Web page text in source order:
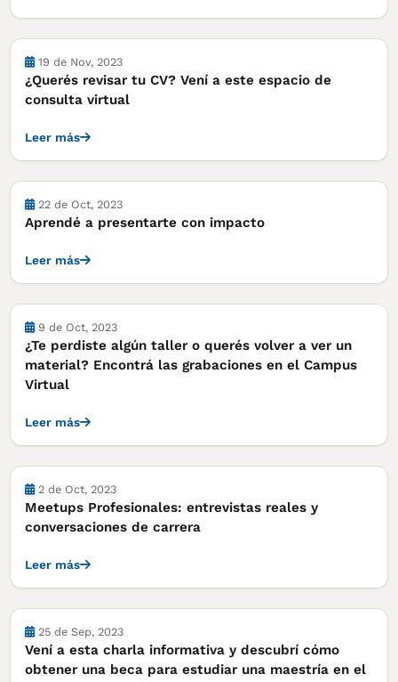
Actividades
19 de Nov, 2023
¿Querés revisar tu CV? Vení a este espacio de
consulta virtual
Leer más
Actividades
22 de Oct, 2023
Aprendé a presentarte con impacto
Leer más
Actividades
9 de Oct, 2023
¿Te perdiste algún taller o querés volver a ver un
material? Encontrá las grabaciones en el Campus
Virtual
Leer más
Actividades
2 de Oct, 2023
Meetups Profesionales: entrevistas reales y
conversaciones de carrera
Leer más
Actividades
25 de Sep, 2023
Vení a esta charla informativa y descubrí cómo
obtener una beca para estudiar una maestría en el